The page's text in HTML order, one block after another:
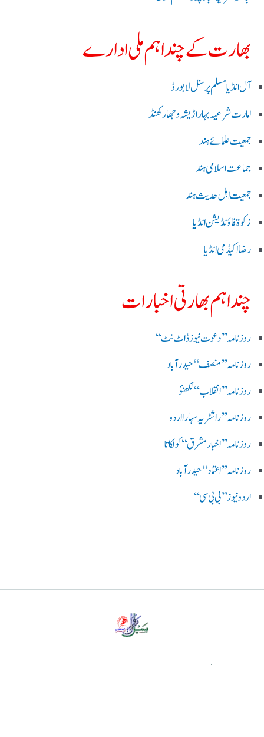
بھارت کے چند اہم ملی ادارے
آل انڈیا مسلم پرسنل لا بورڈ
امارت شرعیہ بہار اڑیشہ و جھارکھنڈ
جمعیت علمائے ہند
جماعت اسلامی ہند
جمعیت اہل حدیث ہند
زکوۃ فاؤنڈیشن انڈیا
رضا اکیڈمی انڈیا
چند اہم بھارتی اخبارات
روز نامہ ’’ دعوت نیوز ڈاٹ نٹ‘‘
روزنامہ ’’ منصف‘‘ حیدر آباد
روزنامہ ’’ انقلاب‘‘ لکھنؤ
روز نامہ ’’راشٹریہ سہارا اردو
روزنامہ ’’اخبارمشرق‘‘ کولکاتا
روزنامہ ’’اعتماد‘‘ حیدرآباد
اردو نیوز ’’بی بی سی‘‘